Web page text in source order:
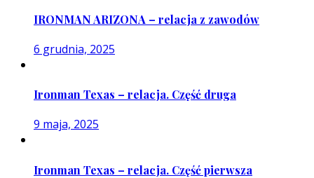
IRONMAN ARIZONA – relacja z zawodów
6 grudnia, 2025
Ironman Texas – relacja. Część druga
9 maja, 2025
Ironman Texas – relacja. Część pierwsza